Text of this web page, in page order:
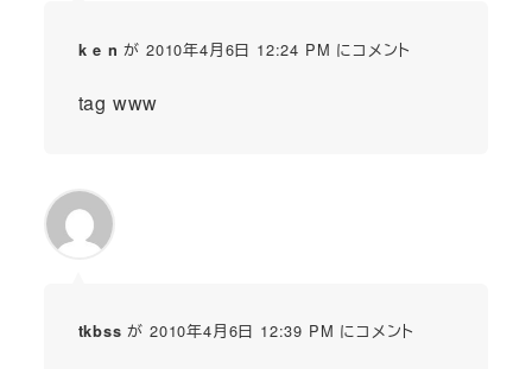
k e n が 2010年4月6日 12:24 PM にコメント
tag www
tkbss が 2010年4月6日 12:39 PM にコメント